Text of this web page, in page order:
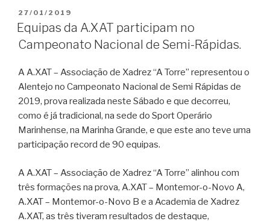
PUBLICADO
EM
27/01/2019
Equipas da A.XAT participam no
Campeonato Nacional de Semi-Rápidas.
A A.XAT – Associação de Xadrez “A Torre” representou o
Alentejo no Campeonato Nacional de Semi Rápidas de
2019, prova realizada neste Sábado e que decorreu,
como é já tradicional, na sede do Sport Operário
Marinhense, na Marinha Grande, e que este ano teve uma
participação record de 90 equipas.
A A.XAT – Associação de Xadrez “A Torre” alinhou com
três formações na prova, A.XAT – Montemor-o-Novo A,
A.XAT – Montemor-o-Novo B e a Academia de Xadrez
A.XAT, as três tiveram resultados de destaque,